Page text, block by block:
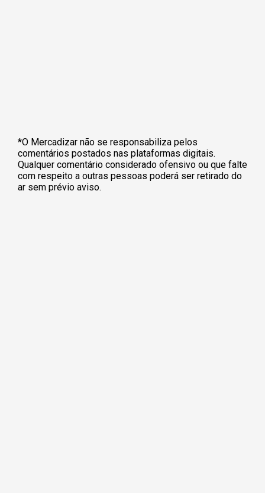
*O Mercadizar não se responsabiliza pelos
comentários postados nas plataformas digitais.
Qualquer comentário considerado ofensivo ou que falte
com respeito a outras pessoas poderá ser retirado do
ar sem prévio aviso.